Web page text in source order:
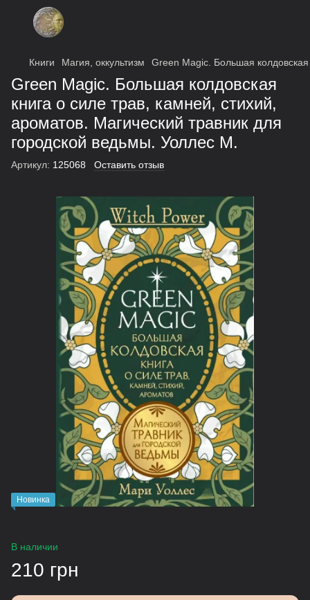
Книги Магия, оккультизм Green Magic. Большая
Green Magic. Большая колдовская
книга о силе трав, камней, стихий,
ароматов. Магический травник для
городской ведьмы. Уоллес М.
Артикул: 125068 Оставить отзыв
Новинка
В наличии
210 грн